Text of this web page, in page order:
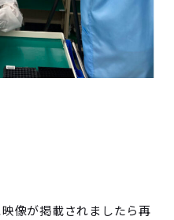
像が掲載されましたら再